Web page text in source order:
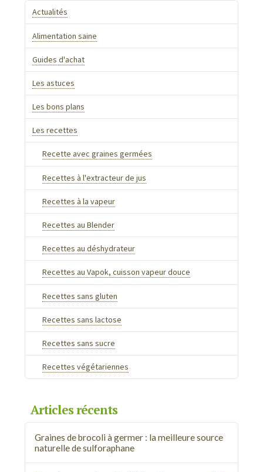
Actualités
Alimentation saine
Guides d'achat
Les astuces
Les bons plans
Les recettes
Recette avec graines germées
Recettes à l'extracteur de jus
Recettes à la vapeur
Recettes au Blender
Recettes au déshydrateur
Recettes au Vapok, cuisson vapeur douce
Recettes sans gluten
Recettes sans lactose
Recettes sans sucre
Recettes végétariennes
Articles récents
Graines de brocoli à germer : la meilleure source
naturelle de sulforaphane